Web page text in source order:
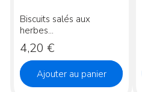
Biscuits salés aux
herbes...
Prix
4,20 €
Ajouter au panier